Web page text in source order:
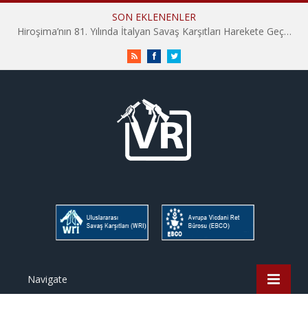
SON EKLENENLER
Hiroşima’nın 81. Yılında İtalyan Savaş Karşıtları Harekete Geçti: “Hatırlamak yeterli değil”
RSS FacebookTwitter
Navigate